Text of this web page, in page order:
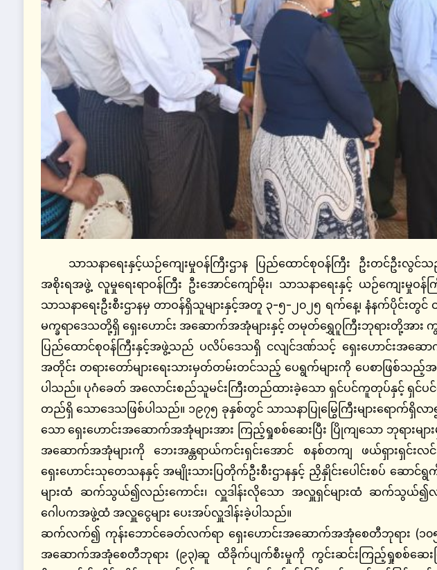
သာသနာရေးနှင့်ယဉ်ကျေးမှုဝန်ကြီးဌာန ပြည်ထောင်စုဝန်ကြီး ဦးတင်ဦးလွ
အစိုးရအဖွဲ့ လူမှုရေးရာဝန်ကြီး ဦးအောင်ကျော်မိုး၊ သာသနာရေးနှင့် ယဉ်ကျေးမှုဝ
သာသနာရေးဦးစီးဌာနမှ တာဝန်ရှိသူများနှင့်အတူ ၃-၅-၂၀၂၅ ရက်နေ့၊ နံနက်ပိုင်း
မက္ခရာဒေသတို့ရှိ ရှေးဟောင်း အဆောက်အအုံများနှင့် တမုတ်ရွှေဂူကြီးဘုရားတို့အား
ပြည်ထောင်စုဝန်ကြီးနှင့်အဖွဲ့သည် ပလိပ်ဒေသရှိ ငလျင်ဒဏ်သင့် ရှေးဟောင်းအ
အတိုင်း တရားတော်များရေးသားမှတ်တမ်းတင်သည့် ပေရွက်များကို ပေစာဖြစ်သည့်
ပါသည်။ ပုဂံခေတ် အလောင်းစည်သူမင်းကြီးတည်ထားခဲ့သော ရှင်ပင်ကူတုပ်နှင့် ရှင်ပ
တည်ရှိ သောဒေသဖြစ်ပါသည်။ ၁၉၇၅ ခုနှစ်တွင် သာသနာပြုမြွေကြီးများရောက်ရှိလ
သော ရှေးဟောင်းအဆောက်အအုံများအား ကြည့်ရှုစစ်ဆေးပြီး ပြိုကျသော ဘုရားမျာ
အဆောက်အအုံများကို ဘေးအန္တရာယ်ကင်းရှင်းအောင် စနစ်တကျ ဖယ်ရှားရှင်းလင်း
ရှေးဟောင်းသုတေသနနှင့် အမျိုးသားပြတိုက်ဦးစီးဌာနနှင့် ညှိနှိုင်းပေါင်းစပ် ဆောင်
များထံ ဆက်သွယ်၍လည်းကောင်း၊ လှူဒါန်းလိုသော အလှူရှင်များထံ ဆက်သွယ်၍လည်
ဂေါပကအဖွဲ့ထံ အလှူငွေများ ပေးအပ်လှူဒါန်းခဲ့ပါသည်။
ဆက်လက်၍ ကုန်းဘောင်ခေတ်လက်ရာ ရှေးဟောင်းအဆောက်အအုံစေတီဘုရား (၁၀၅
အဆောက်အအုံစေတီဘုရား (၉၃)ဆူ ထိခိုက်ပျက်စီးမှုကို ကွင်းဆင်းကြည့်ရှုစစ်ဆေးပြီး